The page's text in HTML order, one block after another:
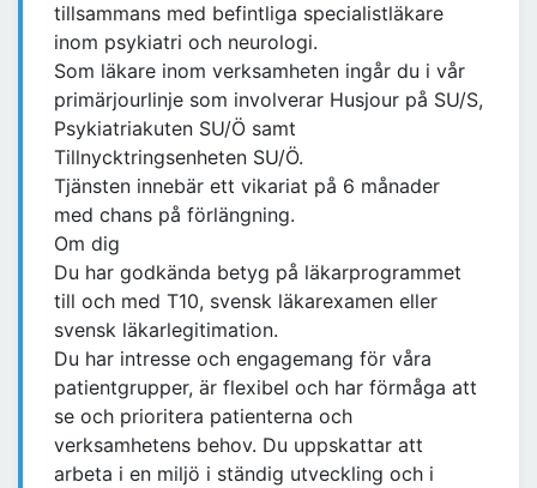
tillsammans med befintliga specialistläkare
inom psykiatri och neurologi.
Som läkare inom verksamheten ingår du i vår
primärjourlinje som involverar Husjour på SU/S,
Psykiatriakuten SU/Ö samt
Tillnycktringsenheten SU/Ö.
Tjänsten innebär ett vikariat på 6 månader
med chans på förlängning.
Om dig
Du har godkända betyg på läkarprogrammet
till och med T10, svensk läkarexamen eller
svensk läkarlegitimation.
Du har intresse och engagemang för våra
patientgrupper, är flexibel och har förmåga att
se och prioritera patienterna och
verksamhetens behov. Du uppskattar att
arbeta i en miljö i ständig utveckling och i